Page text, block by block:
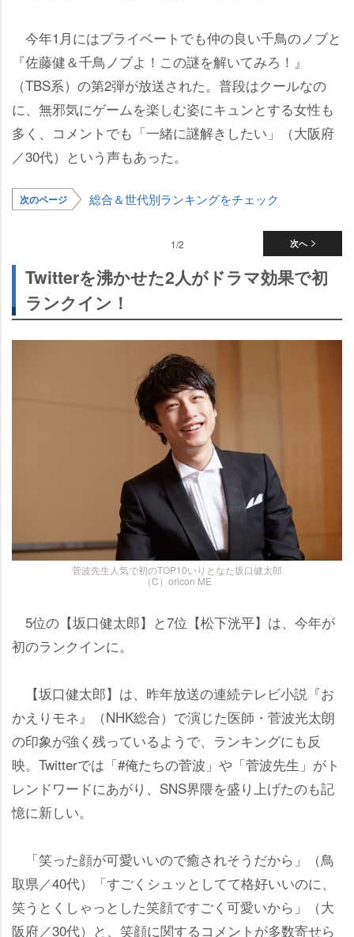
今年1月にはプライベートでも仲の良い千鳥のノブと
『佐藤健＆千鳥ノブよ！この謎を解いてみろ！』
（TBS系）の第2弾が放送された。普段はクールなの
に、無邪気にゲームを楽しむ姿にキュンとする女性も
多く、コメントでも「一緒に謎解きしたい」（大阪府
／30代）という声もあった。
次のページ 総合＆世代別ランキングをチェック
次へ
1/2
Twitterを沸かせた2人がドラマ効果で初
ランクイン！
菅波先生人気で初のTOP10いりとなた坂口健太郎
（C）oricon ME
5位の【坂口健太郎】と7位【松下洸平】は、今年が
初のランクインに。
【坂口健太郎】は、昨年放送の連続テレビ小説『お
かえりモネ』（NHK総合）で演じた医師・菅波光太朗
の印象が強く残っているようで、ランキングにも反
映。Twitterでは「#俺たちの菅波」や「菅波先生」がト
レンドワードにあがり、SNS界隈を盛り上げたのも記
憶に新しい。
「笑った顔が可愛いいので癒されそうだから」（鳥
取県／40代）「すごくシュッとしてて格好いいのに、
笑うとくしゃっとした笑顔ですごく可愛いから」（大
阪府／30代）と、笑顔に関するコメントが多数寄せら